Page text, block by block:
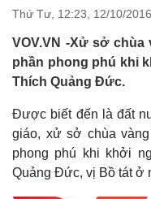
Thứ Tư, 12:23, 12/10/2016
VOV.VN -Xử sở
phần phong phú khi
Thích Quảng Đức.
Được biết đến là đất
giáo, xử sở chùa
phong phú khi khởi
Quảng Đức, vị Bồ tát ở